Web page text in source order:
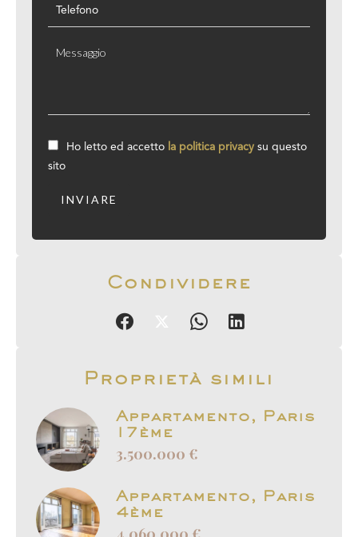
Ho letto ed accetto la politica privacy su questo
sito
INVIARE
Condividere
Proprietà simili
Appartamento, Paris
17ème
3.500.000 €
Appartamento, Paris
4ème